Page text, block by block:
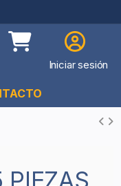
Iniciar sesión